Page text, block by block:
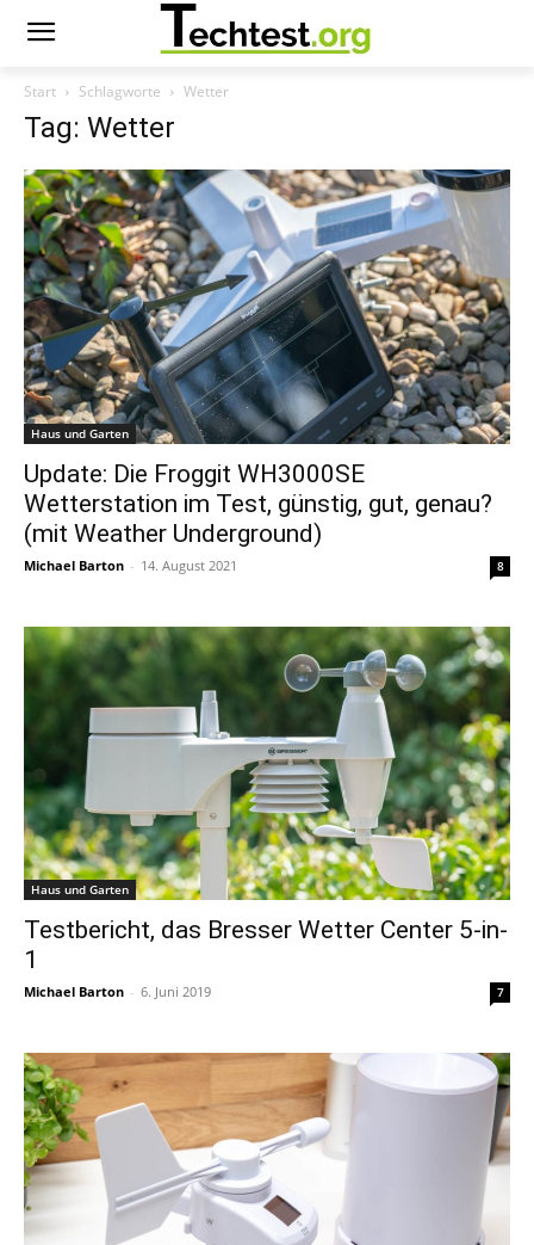
Start Schlagworte Wetter
Tag: Wetter
Haus und Garten
Update: Die Froggit WH3000SE
Wetterstation im Test, günstig, gut, genau?
(mit Weather Underground)
Michael Barton - 14. August 2021 8
Haus und Garten
Testbericht, das Bresser Wetter Center 5-in-
1
Michael Barton - 6. Juni 2019 7